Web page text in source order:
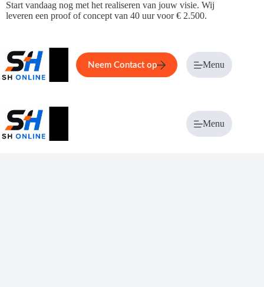
Ga
naar
Start vandaag nog met het realiseren van jouw visie. Wij
leveren een proof of concept van 40 uur voor € 2.500.
Home Service Over ons
Neem Contact op Menu
Menu